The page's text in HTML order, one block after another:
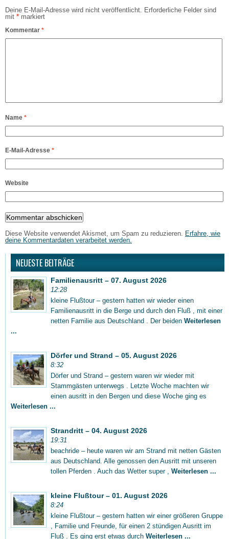
Deine E-Mail-Adresse wird nicht veröffentlicht.
Erforderliche Felder sind
mit * markiert
Kommentar *
Name *
E-Mail-Adresse *
Website
Diese Website verwendet Akismet, um Spam zu reduzieren.
Erfahre, wie
deine Kommentardaten verarbeitet werden.
NEUESTE BEITRÄGE
Familienausritt – 07. August 2026
12:28
kleine Flußtour – gestern hatten wir wieder einen
Familienausritt in die Berge und durch den Fluß , mit einer
netten Familie aus Deutschland . Der beiden Weiterlesen
...
Dörfer und Strand – 05. August 2026
8:32
Dörfer und Strand – gestern waren wir wieder mit
Stammgästen unterwegs . Letzte Woche machten wir
einen ausritt in den Bergen und diese Woche ging es
Weiterlesen ...
Strandritt – 04. August 2026
19:31
beachride – heute waren wir am Strand mit netten Gästen
aus Deutschland. Alle genossen den Ausritt mit unseren
tollen Pferden . Auch das Wetter super , Weiterlesen ...
kleine Flußtour – 01. August 2026
8:24
kleine Flußtour – gestern hatten wir einer größeren Gruppe
, Familie und Freunde, für einen 2 stündigen Ausritt im
Fluß . Es ging erst etwas durch Weiterlesen ...